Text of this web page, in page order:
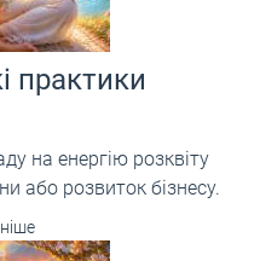
практики
на енергію розквіту
або розвиток бізнесу.